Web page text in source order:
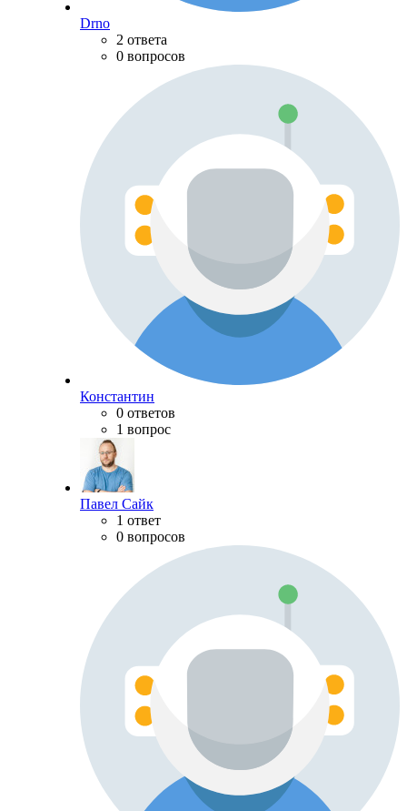
Drno
2 ответа
0 вопросов
Константин
0 ответов
1 вопрос
Павел Сайк
1 ответ
0 вопросов